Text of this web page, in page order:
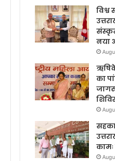
विश्व
नया
का
कामः